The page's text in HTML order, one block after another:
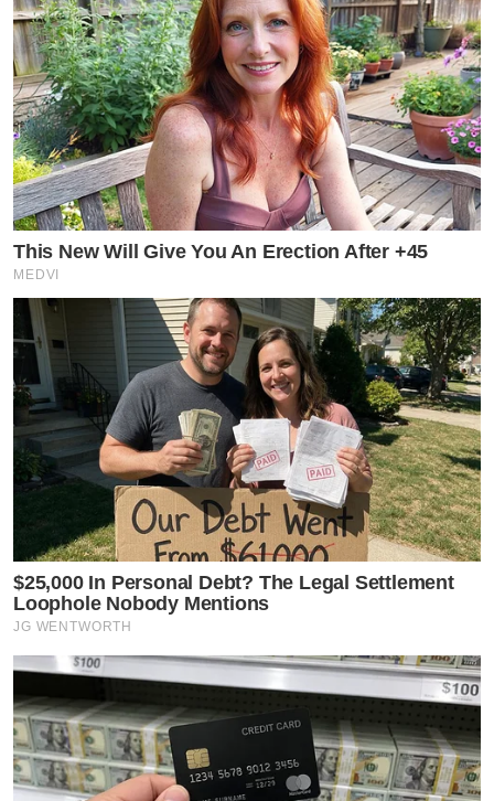
This New Will Give You An Erection After +45
MEDVI
$25,000 In Personal Debt? The Legal Settlement
Loophole Nobody Mentions
JG WENTWORTH